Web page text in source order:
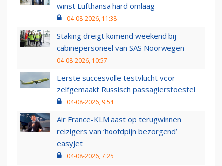
winst Lufthansa hard omlaag
04-08-2026, 11:38
Staking dreigt komend weekend bij
cabinepersoneel van SAS Noorwegen
04-08-2026, 10:57
Eerste succesvolle testvlucht voor
zelfgemaakt Russisch passagierstoestel
04-08-2026, 9:54
Air France-KLM aast op terugwinnen
reizigers van ‘hoofdpijn bezorgend’
easyJet
04-08-2026, 7:26